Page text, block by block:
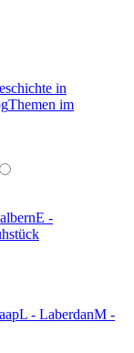
in
Themen im
E -
L - LaberdanM -